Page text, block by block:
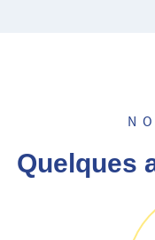
Quelques